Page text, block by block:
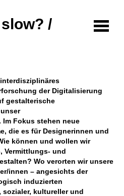
/
der Digitalisierung
gestalterische
Fokus stehen neue
die es für Designerinnen und
können und wollen wir
Vermittlungs- und
Wo verorten wir unsere
innen – angesichts der
induzierten
kultureller und